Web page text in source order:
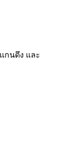
กนดึง และ